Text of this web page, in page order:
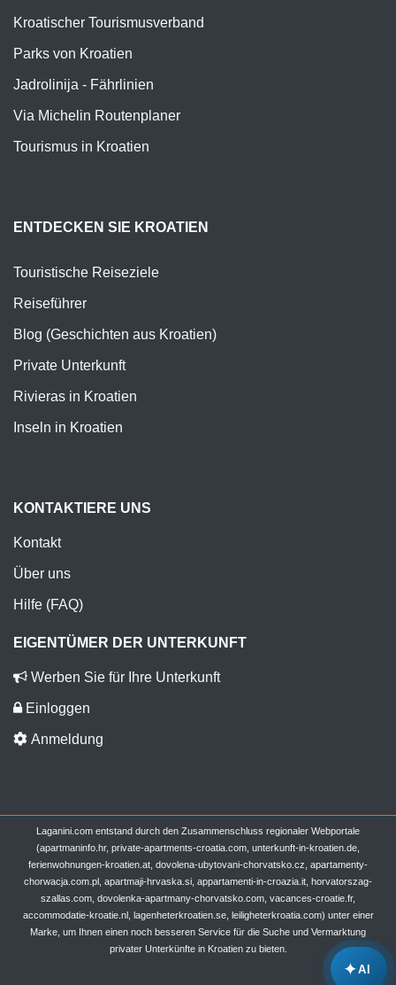
✦AI
Kroatischer Tourismusverband
Parks von Kroatien
Jadrolinija - Fährlinien
Via Michelin Routenplaner
Tourismus in Kroatien
ENTDECKEN SIE KROATIEN
Touristische Reiseziele
Reiseführer
Blog (Geschichten aus Kroatien)
Private Unterkunft
Rivieras in Kroatien
Inseln in Kroatien
KONTAKTIERE UNS
Kontakt
Über uns
Hilfe (FAQ)
EIGENTÜMER DER UNTERKUNFT
Werben Sie für Ihre Unterkunft
Einloggen
Anmeldung
Laganini.com entstand durch den Zusammenschluss regionaler Webportale
(apartmaninfo.hr, private-apartments-croatia.com, unterkunft-in-kroatien.de,
ferienwohnungen-kroatien.at, dovolena-ubytovani-chorvatsko.cz, apartamenty-
chorwacja.com.pl, apartmaji-hrvaska.si, appartamenti-in-croazia.it, horvatorszag-
szallas.com, dovolenka-apartmany-chorvatsko.com, vacances-croatie.fr,
accommodatie-kroatie.nl, lagenheterkroatien.se, leiligheterkroatia.com) unter einer
Marke, um Ihnen einen noch besseren Service für die Suche und Vermarktung
privater Unterkünfte in Kroatien zu bieten.